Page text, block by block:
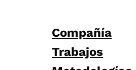
Compañía
Trabajos